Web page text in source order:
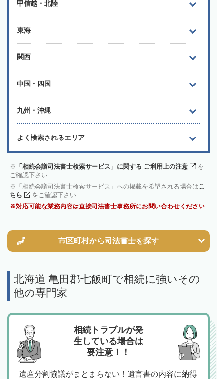
甲信越・北陸
東海
関西
中国・四国
九州・沖縄
よく検索されるエリア
「相続会議司法書士検索サービス」に関する ご利用上の注意
を
ご確認下さい
「相続会議司法書士検索サービス」への掲載を希望される場合はこ
ちら
をご確認下さい
対応可能な業務内容は直接司法書士事務所にお問い合わせください
市区町村から司法書士を探す
北海道 亀田郡七飯町で相続に強いその
他の専門家
相続トラブルが発
生している場合は
要注意！！
遺産分割協議がまとまらない！遺言書の内容に納得